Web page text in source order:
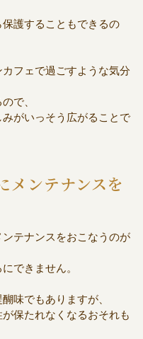
護することもできるの
フェで過ごすような気分
で、
がいっそう広がることで
メンテナンスを
テナンスをおこなうのが
できません。
味でもありますが、
保たれなくなるおそれも